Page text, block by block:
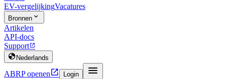
EV-vergelijkingVacatures
Bronnen 
Artikelen
API-docs
Support
 Nederlands
ABRP openen Login 